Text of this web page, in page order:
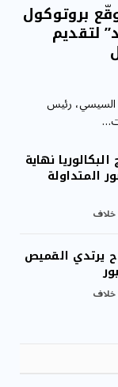
بروتوكول
لتقديم
السيسي، رئيس
نهاية
المتداولة
خلاف
يرتدي القميص
خلاف